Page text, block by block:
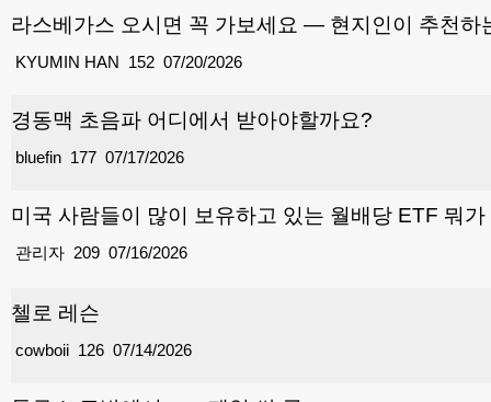
라스베가스 오시면 꼭 가보세요 — 현지인이 추천하
152
KYUMIN HAN 07/20/2026
경동맥 초음파 어디에서 받아야할까요?
177
bluefin 07/17/2026
미국 사람들이 많이 보유하고 있는 월배당 ETF 뭐
209
관리자 07/16/2026
첼로 레슨
126
cowboii 07/14/2026